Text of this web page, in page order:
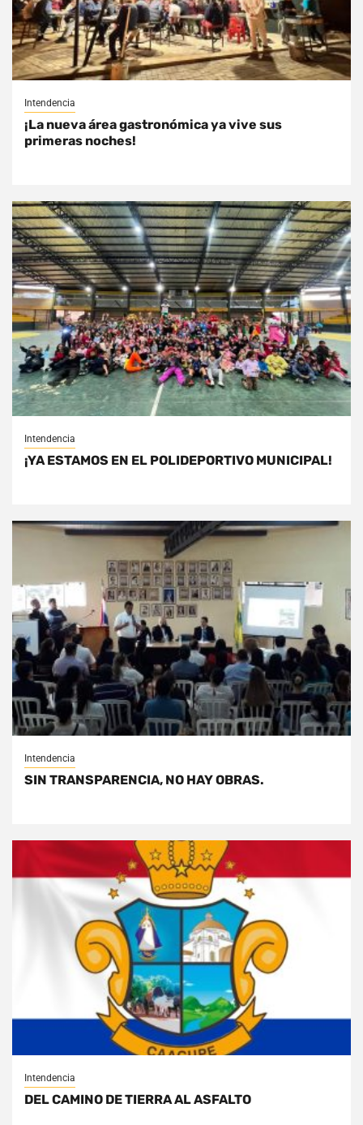
Intendencia
¡La nueva área gastronómica ya vive sus
primeras noches!
Intendencia
¡YA ESTAMOS EN EL POLIDEPORTIVO MUNICIPAL!
Intendencia
SIN TRANSPARENCIA, NO HAY OBRAS.
Intendencia
DEL CAMINO DE TIERRA AL ASFALTO